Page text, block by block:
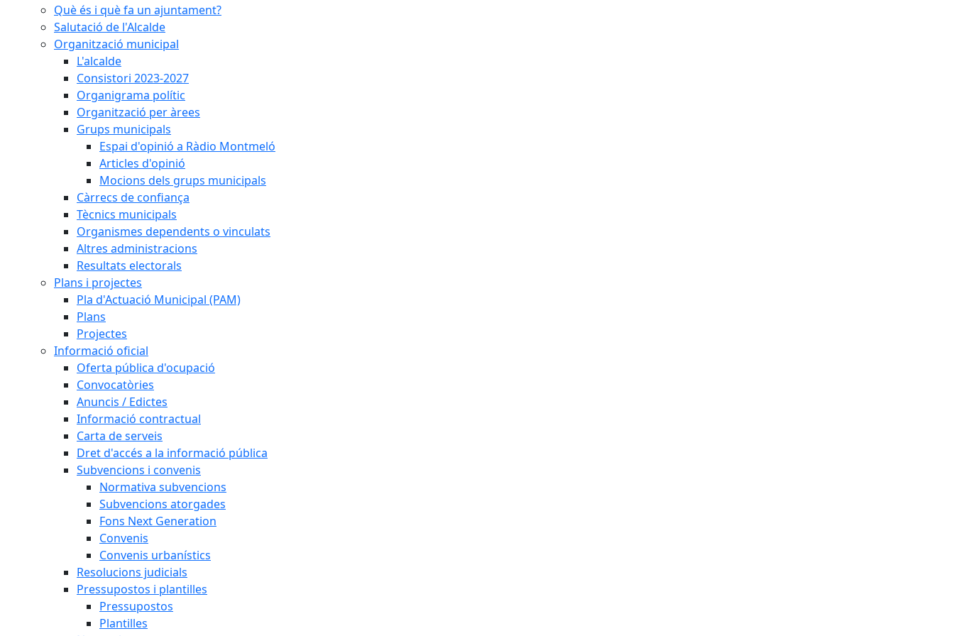
Què és i què fa un ajuntament?
Salutació de l'Alcalde
Organització municipal
L'alcalde
Consistori 2023-2027
Organigrama polític
Organització per àrees
Grups municipals
Espai d'opinió a Ràdio Montmeló
Articles d'opinió
Mocions dels grups municipals
Càrrecs de confiança
Tècnics municipals
Organismes dependents o vinculats
Altres administracions
Resultats electorals
Plans i projectes
Pla d'Actuació Municipal (PAM)
Plans
Projectes
Informació oficial
Oferta pública d'ocupació
Convocatòries
Anuncis / Edictes
Informació contractual
Carta de serveis
Dret d'accés a la informació pública
Subvencions i convenis
Normativa subvencions
Subvencions atorgades
Fons Next Generation
Convenis
Convenis urbanístics
Resolucions judicials
Pressupostos i plantilles
Pressupostos
Plantilles